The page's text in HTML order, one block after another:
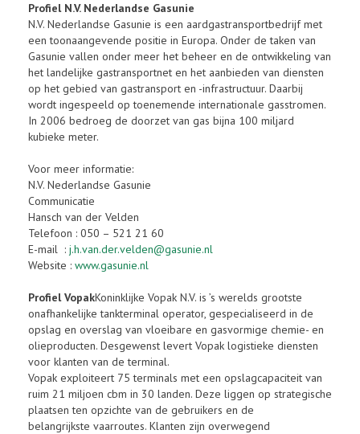
Profiel N.V. Nederlandse Gasunie
N.V. Nederlandse Gasunie is een aardgastransportbedrijf met
een toonaangevende positie in Europa. Onder de taken van
Gasunie vallen onder meer het beheer en de ontwikkeling van
het landelijke gastransportnet en het aanbieden van diensten
op het gebied van gastransport en -infrastructuur. Daarbij
wordt ingespeeld op toenemende internationale gasstromen.
In 2006 bedroeg de doorzet van gas bijna 100 miljard
kubieke meter.
Voor meer informatie:
N.V. Nederlandse Gasunie
Communicatie
Hansch van der Velden
Telefoon : 050 – 521 21 60
E-mail : j.h.van.der.velden@gasunie.nl
Website : www.gasunie.nl
Profiel VopakKoninklijke Vopak N.V. is ’s werelds grootste
onafhankelijke tankterminal operator, gespecialiseerd in de
opslag en overslag van vloeibare en gasvormige chemie- en
olieproducten. Desgewenst levert Vopak logistieke diensten
voor klanten van de terminal.
Vopak exploiteert 75 terminals met een opslagcapaciteit van
ruim 21 miljoen cbm in 30 landen. Deze liggen op strategische
plaatsen ten opzichte van de gebruikers en de
belangrijkste vaarroutes. Klanten zijn overwegend